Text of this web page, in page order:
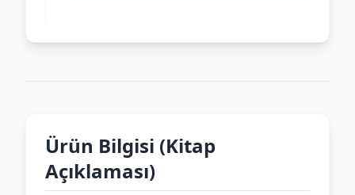
Ürün Bilgisi (Kitap
Açıklaması)